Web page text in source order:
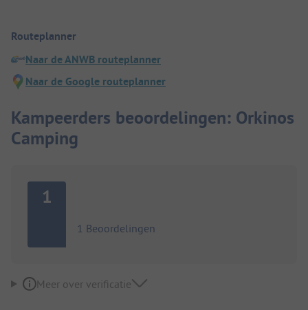
Routeplanner
Naar de ANWB routeplanner
Naar de Google routeplanner
Kampeerders beoordelingen: Orkinos
Camping
1
1 Beoordelingen
Meer over verificatie